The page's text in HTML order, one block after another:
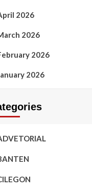
2026
2026
2026
2026